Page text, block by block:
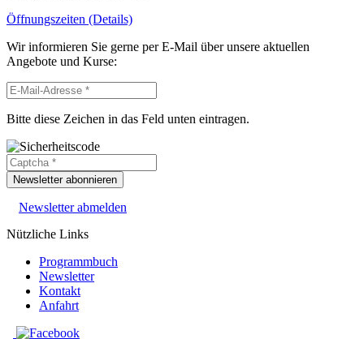
Öffnungszeiten (Details)
Wir informieren Sie gerne per E-Mail über unsere aktuellen
Angebote und Kurse:
Bitte diese Zeichen in das Feld unten eintragen.
Newsletter abonnieren
Newsletter abmelden
Nützliche Links
Programmbuch
Newsletter
Kontakt
Anfahrt